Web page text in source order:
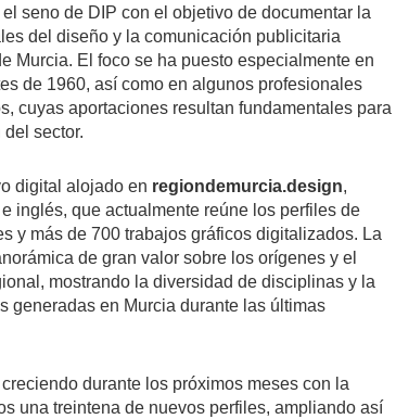
seno de DIP con el objetivo de documentar la
del diseño y la comunicación publicitaria
Murcia. El foco se ha puesto especialmente en
de 1960, así como en algunos profesionales
cuyas aportaciones resultan fundamentales para
sector.
digital alojado en regiondemurcia.design,
inglés, que actualmente reúne los perfiles de
y más de 700 trabajos gráficos digitalizados. La
de gran valor sobre los orígenes y el
mostrando la diversidad de disciplinas y la
generadas en Murcia durante las últimas
durante los próximos meses con la
una treintena de nuevos perfiles, ampliando así